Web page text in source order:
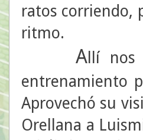
ratos corriendo,
ritmo.
A llí
entrenamiento
Aprovechó su
Orellana a